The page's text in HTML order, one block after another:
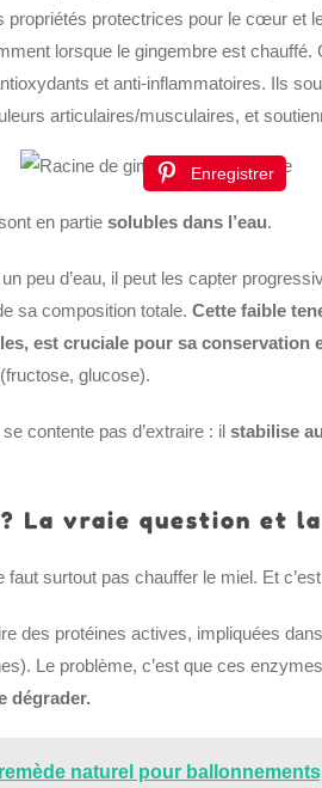
propriétés protectrices pour le cœur et
lorsque le gingembre est chauffé.
et anti-inflammatoires. Ils
articulaires/musculaires, et
Enregistrer
en partie solubles dans l’eau.
peu d’eau, il peut les capter
sa composition totale. Cette faible
est cruciale pour sa conservation
glucose).
contente pas d’extraire : il stabilise
La vraie question et la
faut surtout pas chauffer le miel. Et
des protéines actives, impliquées
Le problème, c’est que ces
dégrader.
naturel pour